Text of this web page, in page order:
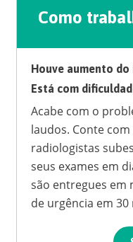
Como
Houve aumento do
Está com
Acabe com o
laudos. Conte
radiologistas
seus exames em
são entregues em
de urgência em